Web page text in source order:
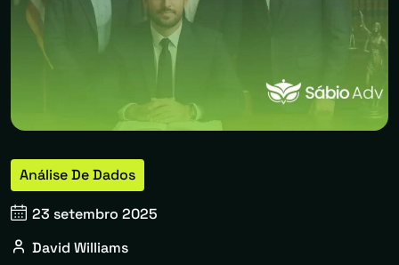
Análise De Dados
23 setembro 2025
David Williams